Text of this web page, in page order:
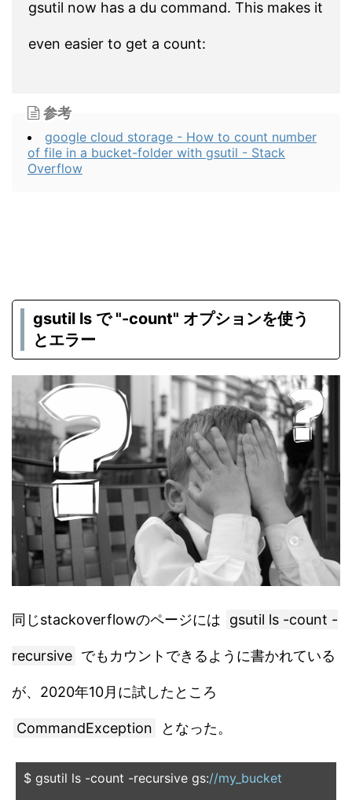
gsutil now has a du command. This makes it
even easier to get a count:
参考
google cloud storage - How to count number
of file in a bucket-folder with gsutil - Stack
Overflow
gsutil ls で "-count" オプションを使う
とエラー
同じstackoverflowのページには gsutil ls -count -
recursive でもカウントできるように書かれている
が、2020年10月に試したところ
CommandException となった。
$ gsutil ls -count -recursive gs://my_bucket